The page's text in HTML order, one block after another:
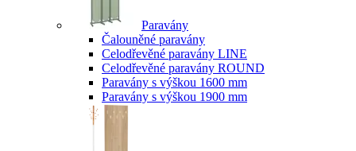
Paravány
Čalouněné paravány
Celodřevěné paravány LINE
Celodřevěné paravány ROUND
Paravány s výškou 1600 mm
Paravány s výškou 1900 mm